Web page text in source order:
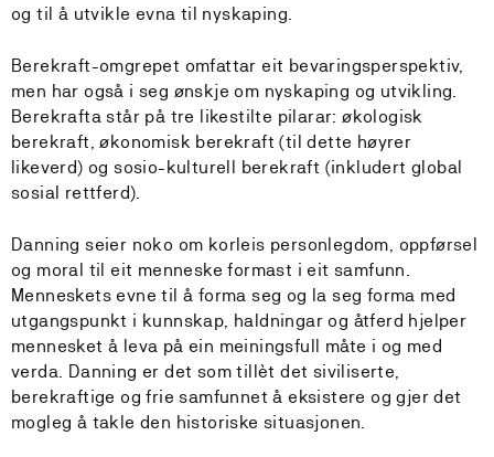
og til å utvikle evna til nyskaping.
Berekraft-omgrepet omfattar eit bevaringsperspektiv,
men har også i seg ønskje om nyskaping og utvikling.
Berekrafta står på tre likestilte pilarar: økologisk
berekraft, økonomisk berekraft (til dette høyrer
likeverd) og sosio-kulturell berekraft (inkludert global
sosial rettferd).
Danning seier noko om korleis personlegdom, oppførsel
og moral til eit menneske formast i eit samfunn.
Menneskets evne til å forma seg og la seg forma med
utgangspunkt i kunnskap, haldningar og åtferd hjelper
mennesket å leva på ein meiningsfull måte i og med
verda. Danning er det som tillèt det siviliserte,
berekraftige og frie samfunnet å eksistere og gjer det
mogleg å takle den historiske situasjonen.